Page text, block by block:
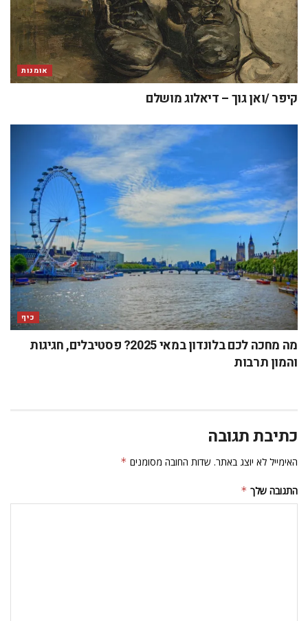
אומנות
קיפר /ואן גוך – דיאלוג מושלם
כיף
מה מחכה לכם בלונדון במאי 2025? פסטיבלים, חגיגות
והמון תרבות
כתיבת תגובה
האימייל לא יוצג באתר. שדות החובה מסומנים *
התגובה שלך *